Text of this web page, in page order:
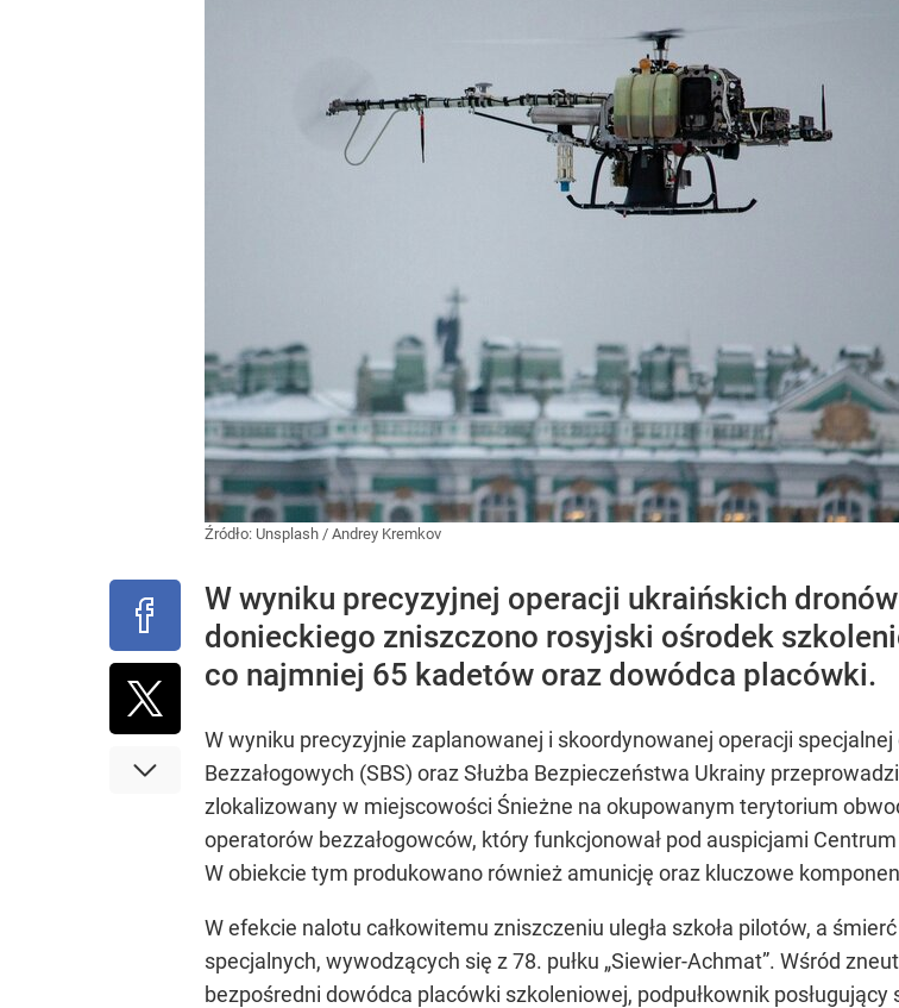
Źródło: Unsplash / Andrey Kremkov
W wyniku precyzyjnej operacji ukraińskich
donieckiego zniszczono rosyjski ośrodek
co najmniej 65 kadetów oraz dowódca placówki.
W wyniku precyzyjnie zaplanowanej i skoordynowanej operacji
Bezzałogowych (SBS) oraz Służba Bezpieczeństwa Ukrainy
zlokalizowany w miejscowości Śnieżne na okupowanym terytorium
operatorów bezzałogowców, który funkcjonował pod auspicjami
W obiekcie tym produkowano również amunicję oraz kluczowe
W efekcie nalotu całkowitemu zniszczeniu uległa szkoła pilotów, a
specjalnych, wywodzących się z 78. pułku „Siewier-Achmat”. Wśród
bezpośredni dowódca placówki szkoleniowej, podpułkownik posługujący